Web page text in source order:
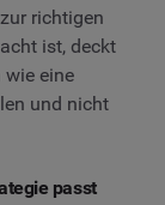
richtigen
ist, deckt
wie eine
und nicht
passt